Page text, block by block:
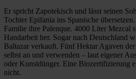
Er spricht Zapotekisch und lässt seinen
Tochter Epifania ins Spanische
Familie ihre Palenque. 4000 Liter Mezcal
Handarbeit her. Sogar nach Deutschland
Baltazar verkauft. Fünf Hektar Agaven
selbst an und verwenden – laut eigener
oder Kunstdünger. Eine Biozertifizierung
nicht.